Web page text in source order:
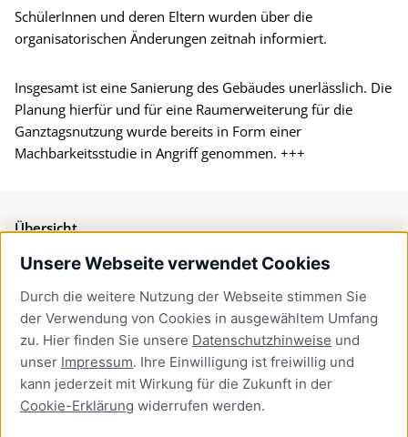
Unsere Webseite verwendet Cookies
Durch die weitere Nutzung der Webseite stimmen Sie
der Verwendung von Cookies in ausgewähltem Umfang
zu. Hier finden Sie unsere Datenschutzhinweise und
unser Impressum. Ihre Einwilligung ist freiwillig und
kann jederzeit mit Wirkung für die Zukunft in der
Cookie-Erklärung widerrufen werden.
SchülerInnen und deren Eltern wurden über die
organisatorischen Änderungen zeitnah informiert.
Insgesamt ist eine Sanierung des Gebäudes unerlässlich. Die
Planung hierfür und für eine Raumerweiterung für die
Ganztagsnutzung wurde bereits in Form einer
Machbarkeitsstudie in Angriff genommen. +++
Übersicht
Bürgerservice
Presse
Newsletter Lübeck:kompakt
Kontakt
Kontakt